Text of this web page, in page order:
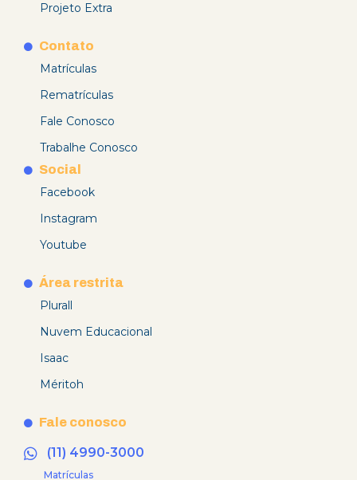
Projeto Extra
Contato
Matrículas
Rematrículas
Fale Conosco
Trabalhe Conosco
Social
Facebook
Instagram
Youtube
Área restrita
Plurall
Nuvem Educacional
Isaac
Méritoh
Fale conosco
(11) 4990-3000
Matrículas